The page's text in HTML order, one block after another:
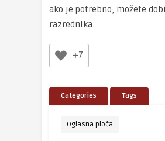
ako je potrebno, možete
razrednika.
+7
Categories Tags
Oglasna ploča